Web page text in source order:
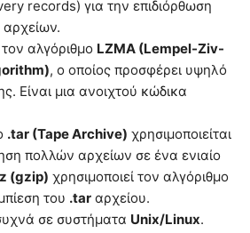
records) για την επιδιόρθωση
αλγόριθμο LZMA (Lempel-Ziv-
, ο οποίος προσφέρει υψηλό
Είναι μια ανοιχτού κώδικα
.tar (Tape Archive) χρησιμοποιείται
πολλών αρχείων σε ένα ενιαίο
(gzip) χρησιμοποιεί τον αλγόριθμο
του .tar αρχείου.
σε συστήματα Unix/Linux.